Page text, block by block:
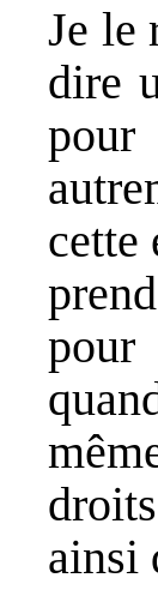
Je le
dire
cette
pour
ainsi